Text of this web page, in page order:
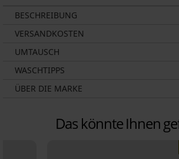
BESCHREIBUNG
VERSANDKOSTEN
UMTAUSCH
WASCHTIPPS
ÜBER DIE MARKE
Das könnte Ihnen